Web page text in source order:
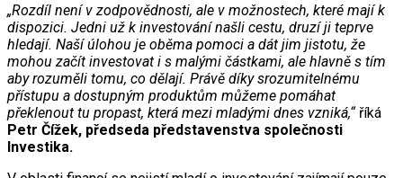
„Rozdíl není v zodpovědnosti, ale v možnostech, které mají k
dispozici. Jedni už k investování našli cestu, druzí ji teprve
hledají. Naší úlohou je oběma pomoci a dát jim jistotu, že
mohou začít investovat i s malými částkami, ale hlavně s tím
aby rozuměli tomu, co dělají. Právě díky srozumitelnému
přístupu a dostupným produktům můžeme pomáhat
překlenout tu propast, která mezi mladými dnes vzniká,“říká
Petr Čížek, předseda představenstva společnosti
Investika.